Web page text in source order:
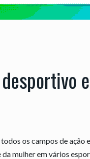
os campos de
mulher em vários